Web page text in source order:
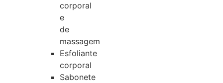
corporal
e
de
massagem
Esfoliante
corporal
Sabonete